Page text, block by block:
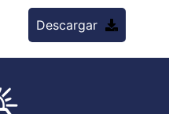
Descargar